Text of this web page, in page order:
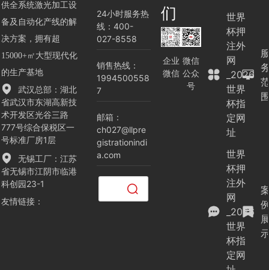
供全系统激光加工设
备及自动化产线的解
决方案，拥有超
15000+㎡大型现代化
的生产基地
武汉总部：湖北
省武汉市东湖高新技
术开发区光谷三路
777号综合保税区一
号标准厂房1层
无锡工厂：江苏
省无锡市江阴市临港
科创园23-1
友情链接 ：
24小时服务热
线：400-
027-8558
销售热线：
1994500558
7
邮箱：
ch027@llpre
gistrationindi
a.com
记录
们
企业
微信
微信
公众
号
世界
杯押
注外
网
_2026
世界
杯指
定网
址
世界
杯押
注外
网
_2026
世界
杯指
定网